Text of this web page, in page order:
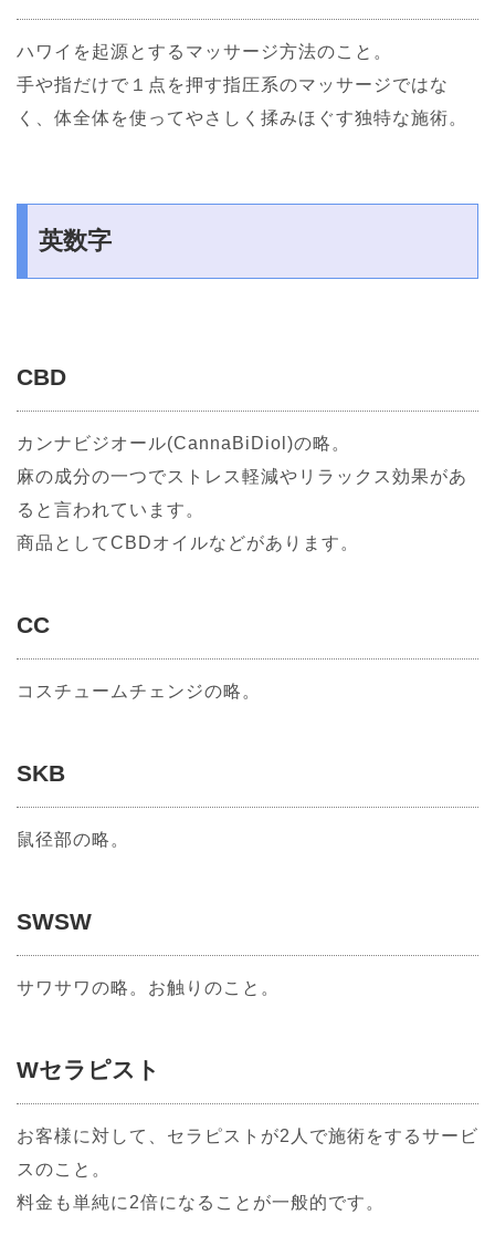
ハワイを起源とするマッサージ方法のこと。
手や指だけで１点を押す指圧系のマッサージではな
く、体全体を使ってやさしく揉みほぐす独特な施術。
英数字
CBD
カンナビジオール(CannaBiDiol)の略。
麻の成分の一つでストレス軽減やリラックス効果があ
ると言われています。
商品としてCBDオイルなどがあります。
CC
コスチュームチェンジの略。
SKB
鼠径部の略。
SWSW
サワサワの略。お触りのこと。
Wセラピスト
お客様に対して、セラピストが2人で施術をするサービ
スのこと。
料金も単純に2倍になることが一般的です。